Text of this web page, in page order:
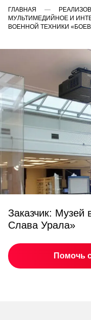
ГЛАВНАЯ
МУЛЬТИМЕДИЙНОЕ И
ВОЕННОЙ ТЕХНИКИ
Заказчик: Музей
Слава Урала»
Помочь